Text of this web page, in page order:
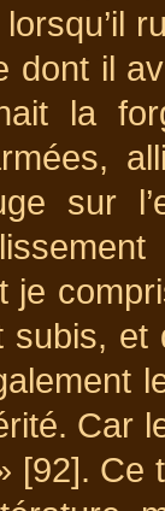
dont il
la
sur
je
subis,
Car
[92].